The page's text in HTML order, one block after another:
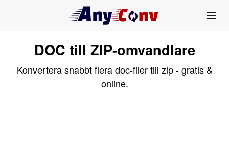
DOC till ZIP-omvandlare
Konvertera snabbt flera doc-filer till zip - gratis &
online.